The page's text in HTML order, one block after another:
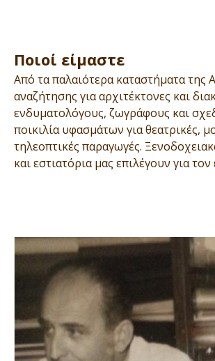
Ποιοί είμαστε
Από τα παλαιότερα καταστήματα της
αναζήτησης για αρχιτέκτονες και
ενδυματολόγους, ζωγράφους και
ποικιλία υφασμάτων για θεατρικές,
τηλεοπτικές παραγωγές.
και εστιατόρια μας επιλέγουν για